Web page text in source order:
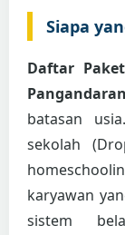
Siapa
Daftar
Pangandaran
batasan
sekolah
karyawan
sistem